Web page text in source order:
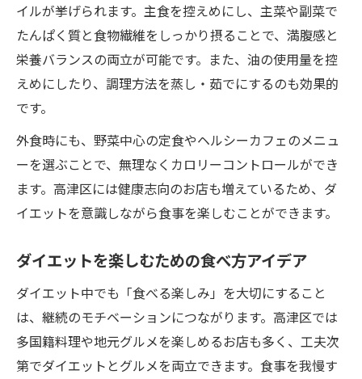
イルが挙げられます。主食を控えめにし、主菜や副菜で
たんぱく質と食物繊維をしっかり摂ることで、満腹感と
栄養バランスの両立が可能です。また、油の使用量を控
えめにしたり、調理方法を蒸し・茹でにするのも効果的
です。
外食時にも、野菜中心の定食やヘルシーカフェのメニュ
ーを選ぶことで、無理なくカロリーコントロールができ
ます。高津区には健康志向のお店も増えているため、ダ
イエットを意識しながら食事を楽しむことができます。
ダイエットを楽しむための食べ方アイデア
ダイエット中でも「食べる楽しみ」を大切にすること
は、継続のモチベーションにつながります。高津区では
多国籍料理や地元グルメを楽しめるお店も多く、工夫次
第でダイエットとグルメを両立できます。食事を我慢す